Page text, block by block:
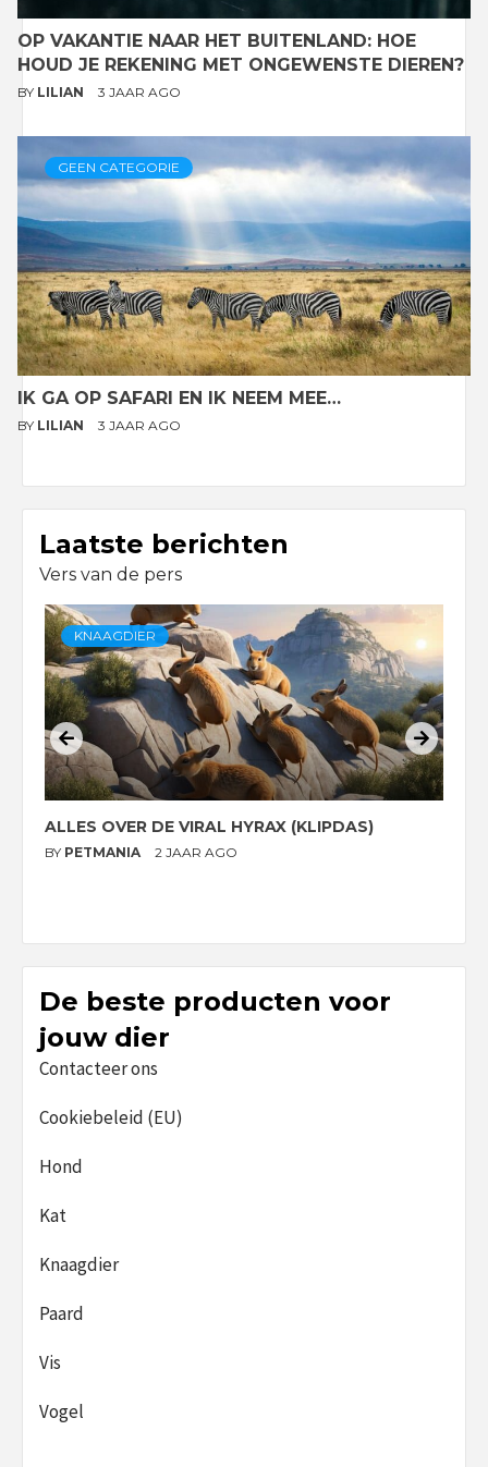
OP VAKANTIE NAAR HET BUITENLAND: HOE
HOUD JE REKENING MET ONGEWENSTE DIEREN?
BY LILIAN 3 JAAR AGO
GEEN CATEGORIE
IK GA OP SAFARI EN IK NEEM MEE…
BY LILIAN 3 JAAR AGO
Laatste berichten
Vers van de pers
KNAAGDIER
ALLES OVER DE VIRAL HYRAX (KLIPDAS)
BY PETMANIA 2 JAAR AGO
De beste producten voor
jouw dier
Contacteer ons
Cookiebeleid (EU)
Hond
Kat
Knaagdier
Paard
Vis
Vogel